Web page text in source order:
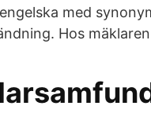
med
Hos